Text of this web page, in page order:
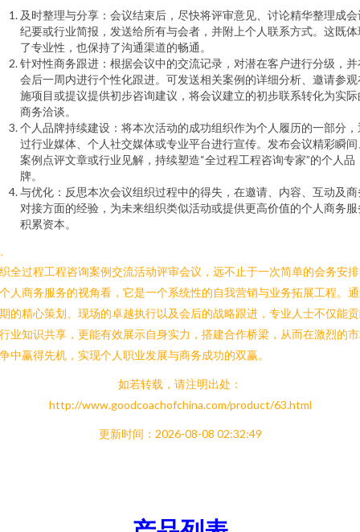
及时整理与分享：会议结束后，尽快将评审意见、讨论精华整理成会
纪要或行业简报，发送给所有与会者，并附上个人联系方式。这既体
了专业性，也保持了沟通渠道的畅通。
针对性商务跟进：根据会议中的交流记录，对潜在客户进行分级，并
会后一周内进行个性化跟进。可发送相关案例的详细分析、邀请参观
施项目或提议提供初步咨询建议，将会议建立的初步联系转化为实际
商务洽谈。
个人品牌持续建设：将本次活动的成功组织作为个人履历的一部分，
过行业媒体、个人社交媒体或专业平台进行宣传。发布会议精彩瞬间
案例点评文章或行业见解，持续塑造“全过程工程咨询专家”的个人品
牌。
与优化：反思本次会议组织过程中的得失，在邀请、内容、互动及商
对接方面的经验，为未来组织类似活动或提供更高价值的个人商务服
积累资本。
全过程工程咨询案例交流活动评审会议，远不止于一次简单的会务安
人商务服务的视角看，它是一个系统性的自我营销与业务拓展工程。
的精心策划、现场的卓越执行以及会后的战略跟进，专业人士不仅能
业知识共享，更能有效展示自身实力，搭建合作桥梁，从而在激烈的
中赢得先机，实现个人职业发展与商务成功的双赢。
如若转载，请注明出处：
http://www.goodcoachofchina.com/product/63.html
更新时间：2026-08-08 02:32:49